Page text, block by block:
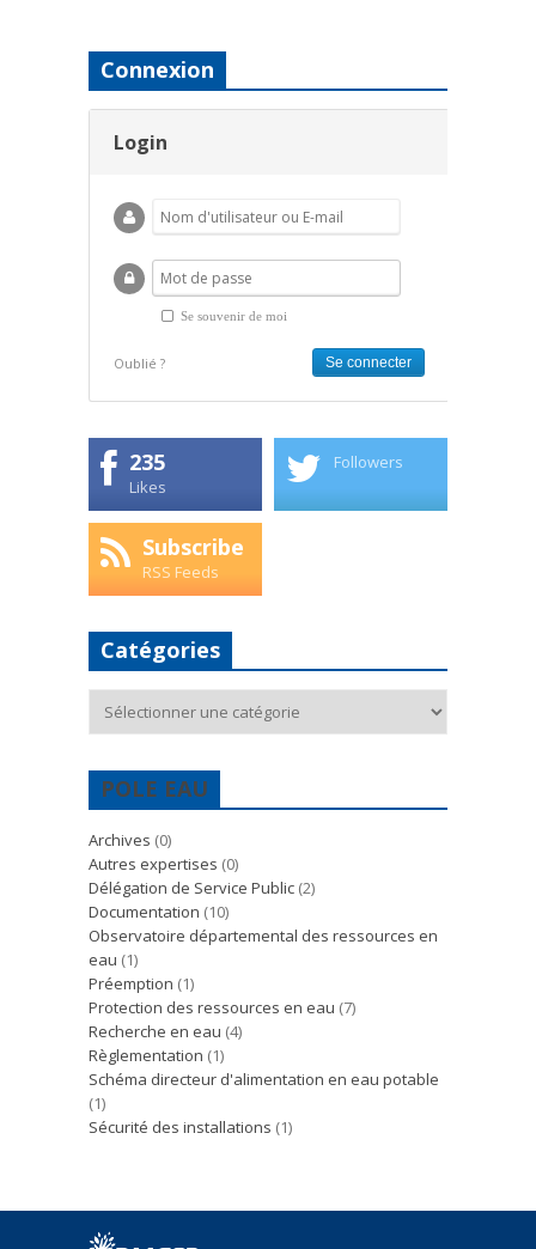
Connexion
Login
Se souvenir de moi
Oublié ?
235
Likes
Followers
Subscribe
RSS Feeds
Catégories
POLE EAU
Archives (0)
Autres expertises (0)
Délégation de Service Public (2)
Documentation (10)
Observatoire départemental des ressources en
eau (1)
Préemption (1)
Protection des ressources en eau (7)
Recherche en eau (4)
Règlementation (1)
Schéma directeur d'alimentation en eau potable
(1)
Sécurité des installations (1)